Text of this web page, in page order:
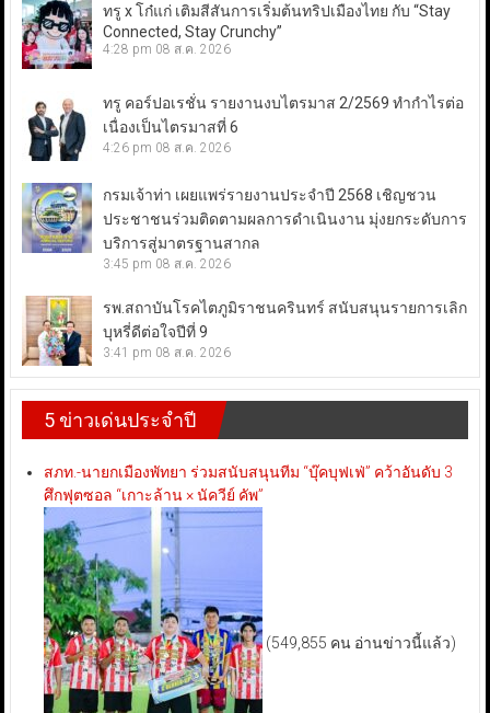
ทรู x โก๋แก่ เติมสีสันการเริ่มต้นทริปเมืองไทย กับ “Stay
Connected, Stay Crunchy”
4:28 pm 08 ส.ค. 2026
ทรู คอร์ปอเรชั่น รายงานงบไตรมาส 2/2569 ทำกำไรต่อ
เนื่องเป็นไตรมาสที่ 6
4:26 pm 08 ส.ค. 2026
กรมเจ้าท่า เผยแพร่รายงานประจำปี 2568 เชิญชวน
ประชาชนร่วมติดตามผลการดำเนินงาน มุ่งยกระดับการ
บริการสู่มาตรฐานสากล
3:45 pm 08 ส.ค. 2026
รพ.สถาบันโรคไตภูมิราชนครินทร์ สนับสนุนรายการเลิก
บุหรี่ดีต่อใจปีที่ 9
3:41 pm 08 ส.ค. 2026
5 ข่าวเด่นประจำปี
สภท.-นายกเมืองพัทยา ร่วมสนับสนุนทีม “บุ๊คบุฟเฟ่” คว้าอันดับ 3
ศึกฟุตซอล “เกาะล้าน × นัควีย์ คัพ”
(549,855 คน อ่านข่าวนี้แล้ว)